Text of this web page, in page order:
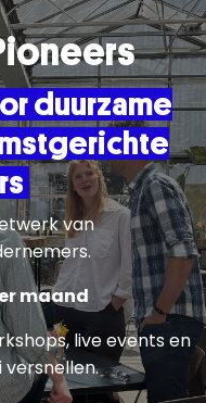
duurzame
van
maand
live events en